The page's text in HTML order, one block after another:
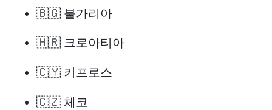
🇧🇬 불가리아
🇭🇷 크로아티아
🇨🇾 키프로스
🇨🇿 체코